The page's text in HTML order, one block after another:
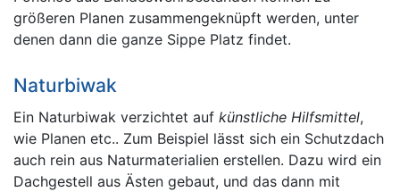
größeren Planen zusammengeknüpft werden, unter
denen dann die ganze Sippe Platz findet.
Naturbiwak
Ein Naturbiwak verzichtet auf künstliche Hilfsmittel,
wie Planen etc.. Zum Beispiel lässt sich ein Schutzdach
auch rein aus Naturmaterialien erstellen. Dazu wird ein
Dachgestell aus Ästen gebaut, und das dann mit